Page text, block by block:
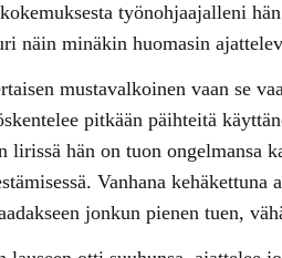
työnohjaajalleni
näin minäkin huomasin
mustavalkoinen vaan se
pitkään päihteitä
lirissä hän on tuon ongelmansa
Vanhana
jonkun pienen tuen,